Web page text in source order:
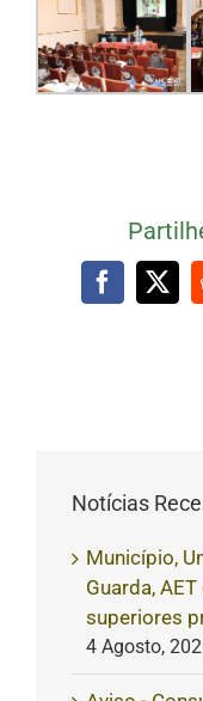
Facebook
X
Notícias
Município,
Guarda,
superiores
4 Agosto,